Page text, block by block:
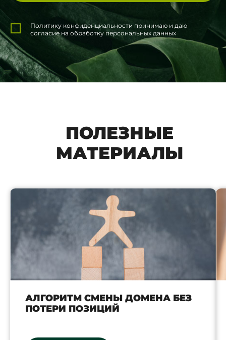
Политику конфиденциальности принимаю и даю
согласие на обработку персональных данных
ПОЛЕЗНЫЕ
МАТЕРИАЛЫ
АЛГОРИТМ СМЕНЫ ДОМЕНА БЕЗ
ПОТЕРИ ПОЗИЦИЙ